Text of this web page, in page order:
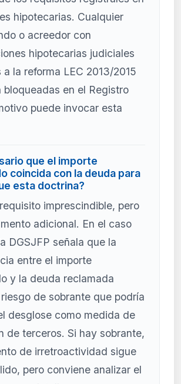
hipotecarias. Cualquier
o acreedor con
hipotecarias judiciales
a la reforma LEC 2013/2015
bloqueadas en el Registro
puede invocar esta
que el importe
coincida con la deuda para
esta doctrina?
imprescindible, pero
adicional. En el caso
DGSJFP señala que la
entre el importe
y la deuda reclamada
de sobrante que podría
desglose como medida de
de terceros. Si hay sobrante,
de irretroactividad sigue
pero conviene analizar el